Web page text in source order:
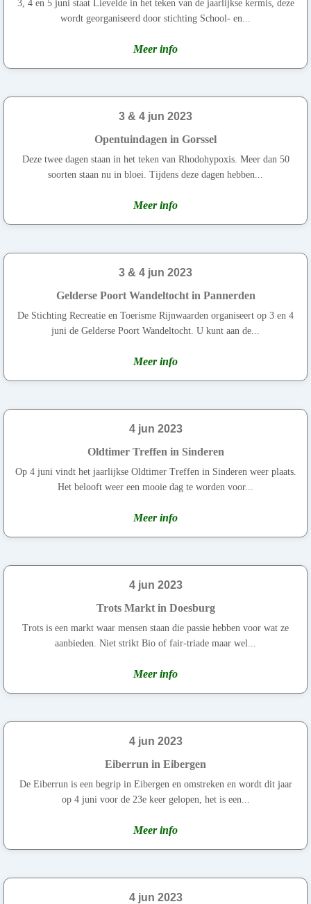
3, 4 en 5 juni staat Lievelde in het teken van de jaarlijkse kermis, deze
wordt georganiseerd door stichting School- en...
Meer info
3 & 4 jun 2023
Opentuindagen in Gorssel
Deze twee dagen staan in het teken van Rhodohypoxis. Meer dan 50
soorten staan nu in bloei. Tijdens deze dagen hebben...
Meer info
3 & 4 jun 2023
Gelderse Poort Wandeltocht in Pannerden
De Stichting Recreatie en Toerisme Rijnwaarden organiseert op 3 en 4
juni de Gelderse Poort Wandeltocht. U kunt aan de...
Meer info
4 jun 2023
Oldtimer Treffen in Sinderen
Op 4 juni vindt het jaarlijkse Oldtimer Treffen in Sinderen weer plaats.
Het belooft weer een mooie dag te worden voor...
Meer info
4 jun 2023
Trots Markt in Doesburg
Trots is een markt waar mensen staan die passie hebben voor wat ze
aanbieden. Niet strikt Bio of fair-triade maar wel...
Meer info
4 jun 2023
Eiberrun in Eibergen
De Eiberrun is een begrip in Eibergen en omstreken en wordt dit jaar
op 4 juni voor de 23e keer gelopen, het is een...
Meer info
4 jun 2023